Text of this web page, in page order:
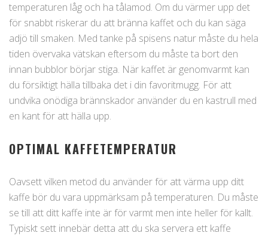
temperaturen låg och ha tålamod. Om du värmer upp det
för snabbt riskerar du att bränna kaffet och du kan säga
adjö till smaken. Med tanke på spisens natur måste du hela
tiden övervaka vätskan eftersom du måste ta bort den
innan bubblor börjar stiga. När kaffet är genomvarmt kan
du försiktigt hälla tillbaka det i din favoritmugg. För att
undvika onödiga brännskador använder du en kastrull med
en kant för att hälla upp.
OPTIMAL KAFFETEMPERATUR
Oavsett vilken metod du använder för att värma upp ditt
kaffe bör du vara uppmärksam på temperaturen. Du måste
se till att ditt kaffe inte är för varmt men inte heller för kallt.
Typiskt sett innebär detta att du ska servera ett kaffe